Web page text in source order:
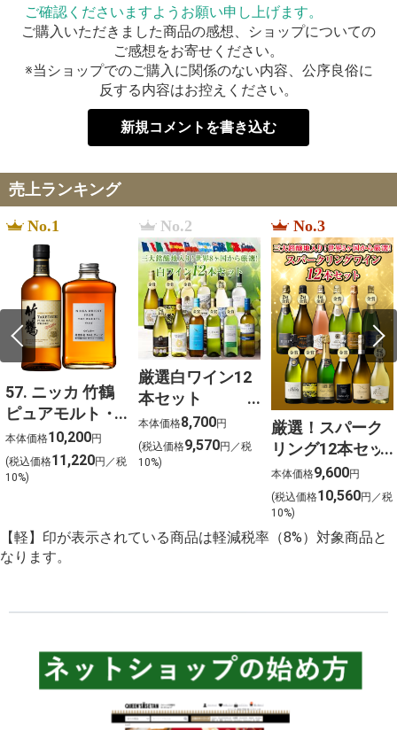
ご確認くださいますようお願い申し上げます。
ご購入いただきました商品の感想、ショップについての
ご感想をお寄せください。
※当ショップでのご購入に関係のない内容、公序良俗に
反する内容はお控えください。
新規コメントを書き込む
売上ランキング
No.1
57. ニッカ 竹鶴
ピュアモルト・
フロムザバレル
ウイスキー2本セ
ット【北海道ご
本体価格10,200円
(税込価格11,220円／税
10%)
No.2
厳選白ワイン12
本セット
750ml×12
本体価格8,700円
(税込価格9,570円／税
10%)
No.3
厳選！スパーク
リング12本セッ
ト 金賞受賞ワイ
ンを含む１２本
を選びました！
本体価格9,600円
(税込価格10,560円／税
10%)
【軽】印が表示されている商品は軽減税率（8%）対象商品と
なります。